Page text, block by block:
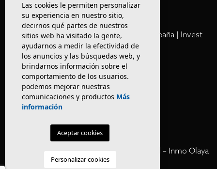
Cartera Privada de Activos Hoteleros en España | Invest
Inmo Olaya
Venta de edificios
Comprar restaurante en Barcelona
Negocios en rentabilidad en Barcelona
Vender Hotel en España | Venta Confidencial – Inmo Olaya
Las cookies le permiten personalizar
su experiencia en nuestro sitio,
decirnos qué partes de nuestros
sitios web ha visitado la gente,
ayudarnos a medir la efectividad de
los anuncios y las búsquedas web, y
brindarnos información sobre el
comportamiento de los usuarios.
podemos mejorar nuestras
comunicaciones y productos Más
información
Aceptar cookies
Personalizar cookies